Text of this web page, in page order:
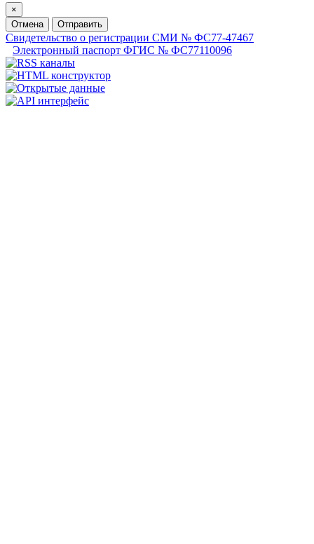
×
Отмена
Отправить
Свидетельство о регистрации СМИ № ФС77-47467
Электронный паспорт ФГИС № ФС77110096